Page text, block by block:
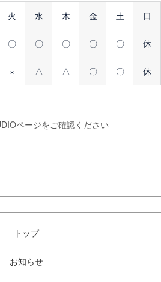
火 水 木 金 土 日
〇 〇 〇 〇 〇 休
× △ △ 〇 〇 休
ページをご確認ください
トップ
お知らせ